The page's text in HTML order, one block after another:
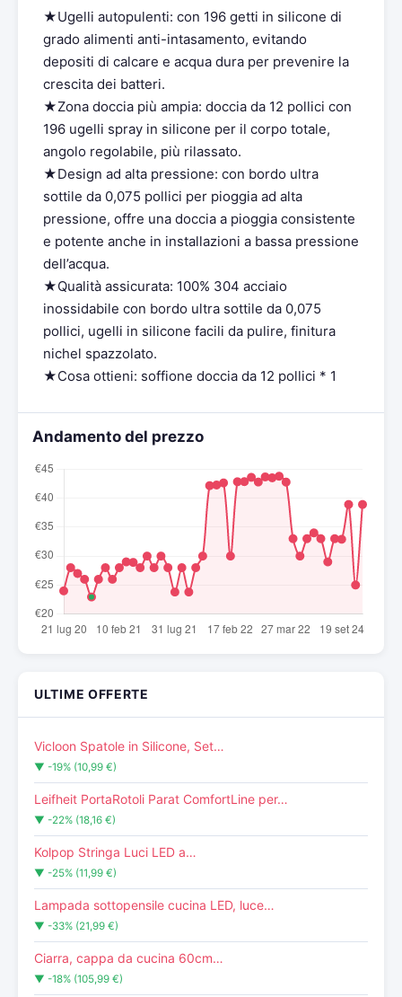
★Ugelli autopulenti: con 196 getti in silicone di
grado alimenti anti-intasamento, evitando
depositi di calcare e acqua dura per prevenire la
crescita dei batteri.
★Zona doccia più ampia: doccia da 12 pollici con
196 ugelli spray in silicone per il corpo totale,
angolo regolabile, più rilassato.
★Design ad alta pressione: con bordo ultra
sottile da 0,075 pollici per pioggia ad alta
pressione, offre una doccia a pioggia consistente
e potente anche in installazioni a bassa pressione
dell’acqua.
★Qualità assicurata: 100% 304 acciaio
inossidabile con bordo ultra sottile da 0,075
pollici, ugelli in silicone facili da pulire, finitura
nichel spazzolato.
★Cosa ottieni: soffione doccia da 12 pollici * 1
Andamento del prezzo
ULTIME OFFERTE
Vicloon Spatole in Silicone, Set…
▼ -19% (10,99 €)
Leifheit PortaRotoli Parat ComfortLine per…
▼ -22% (18,16 €)
Kolpop Stringa Luci LED a…
▼ -25% (11,99 €)
Lampada sottopensile cucina LED, luce…
▼ -33% (21,99 €)
Ciarra, cappa da cucina 60cm…
▼ -18% (105,99 €)